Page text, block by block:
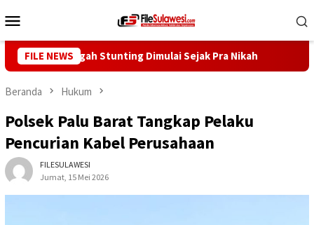
ke
Mobile
FILE NEWS
Cegah Stunting Dimulai Sejak Pra Nikah Kunjungi
Beranda Hukum
Polsek Palu Barat Tangkap Pelaku
Pencurian Kabel Perusahaan
FILESULAWESI
Jumat, 15 Mei 2026